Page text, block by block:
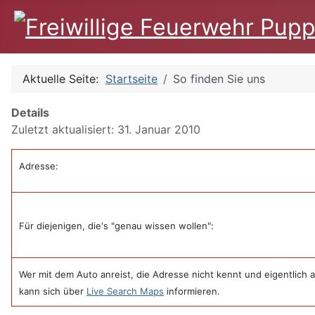
Aktuelle Seite: Startseite So finden Sie uns
Details
Zuletzt aktualisiert: 31. Januar 2010
Adresse:
Für diejenigen, die's "genau wissen wollen":
Wer mit dem Auto anreist, die Adresse nicht kennt und
kann sich über Live Search Maps informieren.